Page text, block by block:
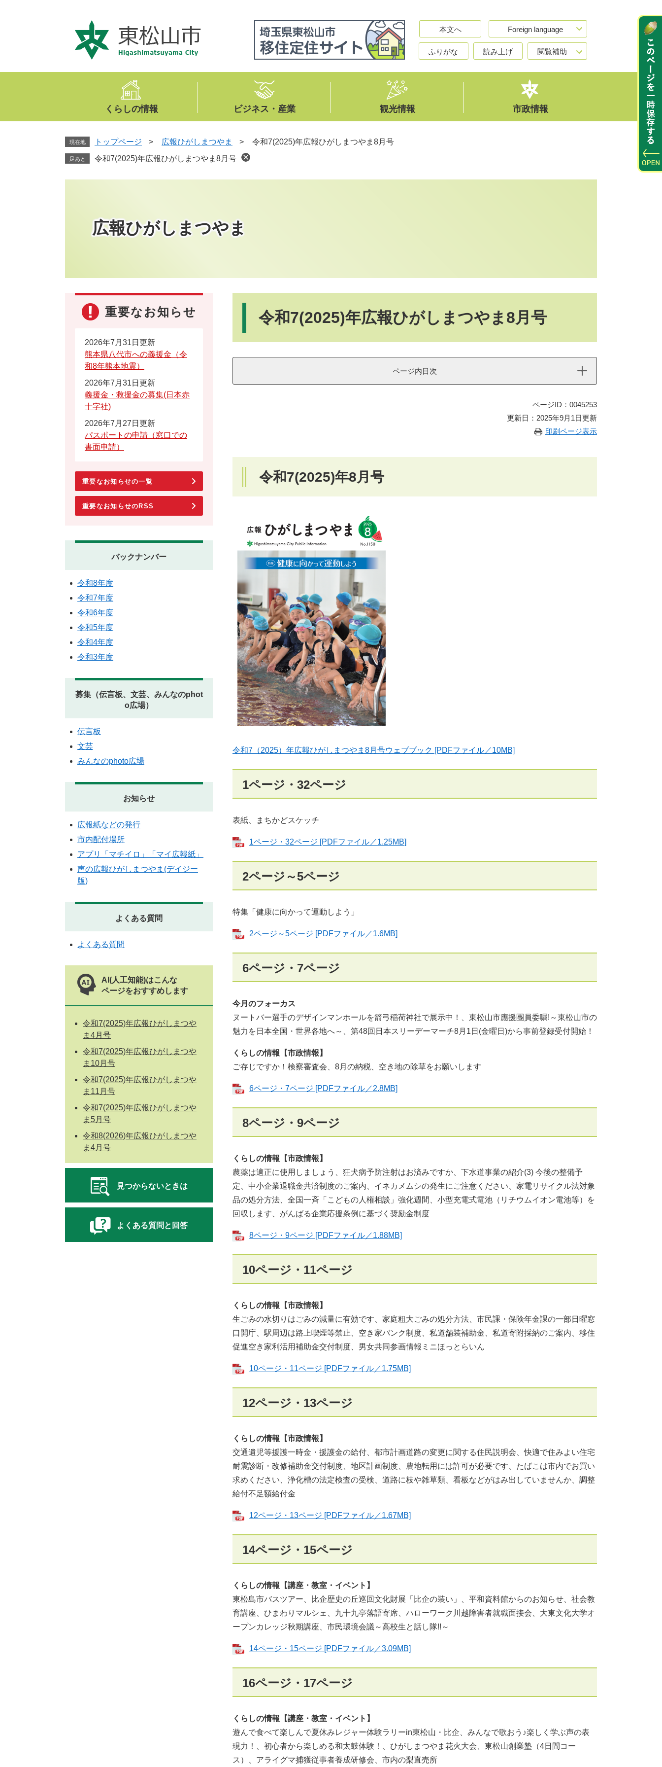
文
本文へ Foreign language
ふりがな 読み上げ 閲覧補助
くらしの情報 ビジネス・産業 観光情報 市政情報
現在地 トップページ > 広報ひがしまつやま > 令和7(2025)年広報ひがしまつやま8月号
足あと 令和7(2025)年広報ひがしまつやま8月号
広報ひがしまつやま
令和7(2025)年広報ひがしまつやま8月号
ページ内目次
ページID：0045253
更新日：2025年9月1日更新
印刷ページ表示
令和7(2025)年8月号
令和7（2025）年広報ひがしまつやま8月号ウェブブック [PDFファイル／10MB]
1ページ・32ページ
表紙、まちかどスケッチ
1ページ・32ページ [PDFファイル／1.25MB]
2ページ～5ページ
特集「健康に向かって運動しよう」
2ページ～5ページ [PDFファイル／1.6MB]
6ページ・7ページ
今月のフォーカス
ヌートバー選手のデザインマンホールを箭弓稲荷神社で展示中！、東松山市應援團員委嘱!～東松山市の
魅力を日本全国・世界各地へ～、第48回日本スリーデーマーチ8月1日(金曜日)から事前登録受付開始！
くらしの情報【市政情報】
ご存じですか！検察審査会、8月の納税、空き地の除草をお願いします
6ページ・7ページ [PDFファイル／2.8MB]
8ページ・9ページ
くらしの情報【市政情報】
農薬は適正に使用しましょう、狂犬病予防注射はお済みですか、下水道事業の紹介(3) 今後の整備予
定、中小企業退職金共済制度のご案内、イネカメムシの発生にご注意ください、家電リサイクル法対象
品の処分方法、全国一斉「こどもの人権相談」強化週間、小型充電式電池（リチウムイオン電池等）を
回収します、がんばる企業応援条例に基づく奨励金制度
8ページ・9ページ [PDFファイル／1.88MB]
10ページ・11ページ
くらしの情報【市政情報】
生ごみの水切りはごみの減量に有効です、家庭粗大ごみの処分方法、市民課・保険年金課の一部日曜窓
口開庁、駅周辺は路上喫煙等禁止、空き家バンク制度、私道舗装補助金、私道寄附採納のご案内、移住
促進空き家利活用補助金交付制度、男女共同参画情報ミニほっとらいん
10ページ・11ページ [PDFファイル／1.75MB]
12ページ・13ページ
くらしの情報【市政情報】
​交通遺児等援護一時金・援護金の給付、都市計画道路の変更に関する住民説明会、快適で住みよい住宅
耐震診断・改修補助金交付制度、地区計画制度、農地転用には許可が必要です、たばこは市内でお買い
求めください、浄化槽の法定検査の受検、道路に枝や雑草類、看板などがはみ出していませんか、調整
給付不足額給付金
12ページ・13ページ [PDFファイル／1.67MB]
14ページ・15ページ
くらしの情報【講座・教室・イベント】
​​​​東松島市バスツアー、比企歴史の丘巡回文化財展「比企の装い」、平和資料館からのお知らせ、社会教
育講座、ひまわりマルシェ、九十九亭落語寄席、ハローワーク川越障害者就職面接会、大東文化大学オ
ープンカレッジ秋期講座、市民環境会議～高校生と話し隊!!～
14ページ・15ページ [PDFファイル／3.09MB]
16ページ・17ページ
くらしの情報【講座・教室・イベント】
​遊んで食べて楽しんで夏休みレジャー体験ラリーin東松山・比企、みんなで歌おう♪楽しく学ぶ声の表
現力！、初心者から楽しめる和太鼓体験！、ひがしまつやま花火大会、東松山創業塾（4日間コー
ス）、アライグマ捕獲従事者養成研修会​、市内の梨直売所
重要なお知らせ
2026年7月31日更新
熊本県八代市への義援金（令
和8年熊本地震）
2026年7月31日更新
義援金・救援金の募集(日本赤
十字社)
2026年7月27日更新
パスポートの申請（窓口での
書面申請）
重要なお知らせの一覧
重要なお知らせのRSS
バックナンバー
令和8年度
令和7年度
令和6年度
令和5年度
令和4年度
令和3年度
募集（伝言板、文芸、みんなのphot
o広場）
伝言板
文芸
みんなのphoto広場
お知らせ
広報紙などの発行
市内配付場所
アプリ「マチイロ」「マイ広報紙」
声の広報ひがしまつやま(デイジー
版)
よくある質問
よくある質問
AI(人工知能)はこんな
ページをおすすめします
令和7(2025)年広報ひがしまつや
ま4月号
令和7(2025)年広報ひがしまつや
ま10月号
令和7(2025)年広報ひがしまつや
ま11月号
令和7(2025)年広報ひがしまつや
ま5月号
令和8(2026)年広報ひがしまつや
ま4月号
見つからないときは
よくある質問と回答